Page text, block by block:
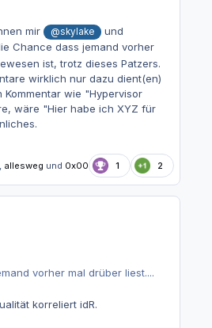
mir
@skylake und
Chance dass jemand vorher
ist, trotz dieses Patzers.
wirklich nur dazu dient(en)
wie "Hypervisor
wäre "Hier habe ich XYZ für
allesweg und 0x00 1 2
vorher mal drüber liest....
korreliert idR.